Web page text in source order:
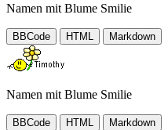
Namen mit Blume Smilie
BBCode HTML Markdown
Namen mit Blume Smilie
BBCode HTML Markdown